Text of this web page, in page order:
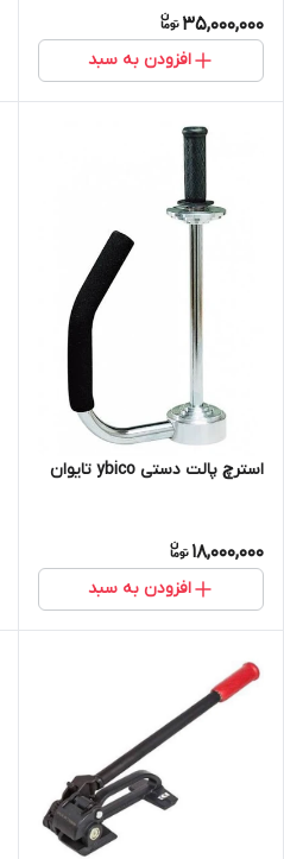
35,000,000
افزودن به سبد
استرچ پالت دستی ybico تایوان
18,000,000
افزودن به سبد